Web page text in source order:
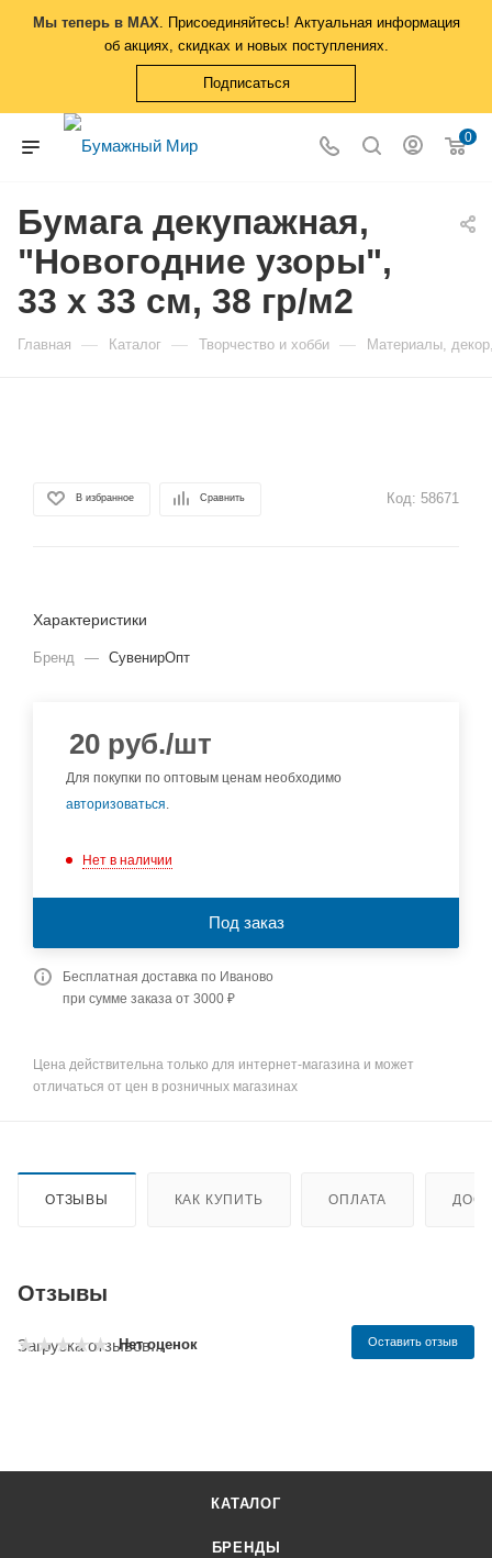
Мы теперь в MAX. Присоединяйтесь! Актуальная информация
об акциях, скидках и новых поступлениях.
Подписаться
0
Бумага декупажная,
"Новогодние узоры",
33 х 33 см, 38 гр/м2
Главная — Каталог — Творчество и хобби — Материалы,
В избранное Сравнить Код: 58671
Характеристики
Бренд — СувенирОпт
20 руб./шт
Для покупки по оптовым ценам необходимо
авторизоваться.
Нет в наличии
Под заказ
Бесплатная доставка по Иваново
при сумме заказа от 3000 ₽
Цена действительна только для интернет-магазина и может
отличаться от цен в розничных магазинах
ОТЗЫВЫ КАК КУПИТЬ ОПЛАТА
Отзывы
Нет оценок Оставить отзыв
Загрузка отзывов...
КАТАЛОГ
БРЕНДЫ